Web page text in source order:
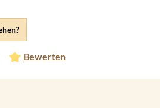
Bewerten